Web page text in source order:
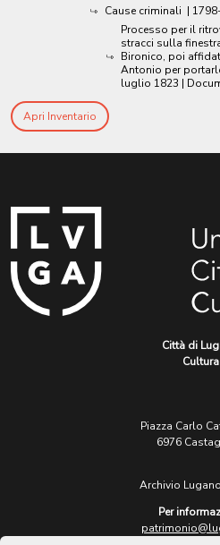
Cause criminali |
Processo per il
stracci sulla
Bironico, poi
Antonio per
luglio 1823 |
Apri Inventario
Città di
Cultura
Piazza Carlo
6976
Archivio
Per